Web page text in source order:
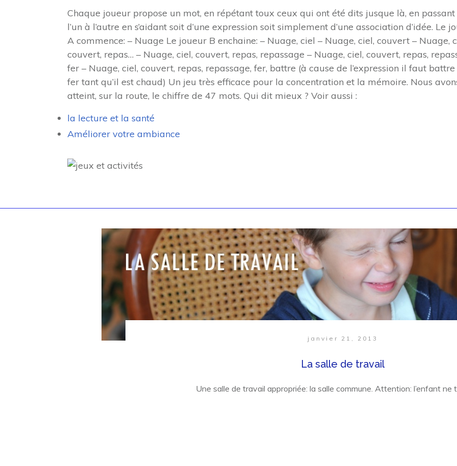
Chaque joueur propose un mot, en répétant toux ceux qui ont été dits jusque là, en
l’un à l’autre en s’aidant soit d’une expression soit simplement d’une association d’idée. Le
A commence: – Nuage Le joueur B enchaine: – Nuage, ciel – Nuage, ciel, couvert – Nuage,
couvert, repas… – Nuage, ciel, couvert, repas, repassage – Nuage, ciel, couvert, repas,
fer – Nuage, ciel, couvert, repas, repassage, fer, battre (à cause de l’expression il faut
fer tant qu’il est chaud) Un jeu très efficace pour la concentration et la mémoire. Nous
atteint, sur la route, le chiffre de 47 mots. Qui dit mieux ? Voir aussi :
la lecture et la santé
Améliorer votre ambiance
janvier 21, 2013
La salle de travail
Une salle de travail appropriée: la salle commune. Attention: l’enfant ne